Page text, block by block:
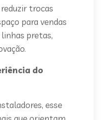
trocas
para vendas
pretas,
do
esse